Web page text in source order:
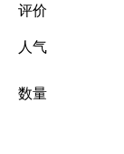
评价
人气
数量